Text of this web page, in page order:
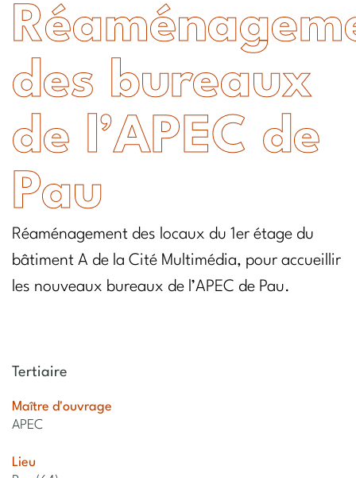
des bureaux
de l’APEC de
Pau
Réaménagement des locaux du 1er étage du
bâtiment A de la Cité Multimédia, pour accueillir
les nouveaux bureaux de l’APEC de Pau.
Tertiaire
Maître d'ouvrage
APEC
Lieu